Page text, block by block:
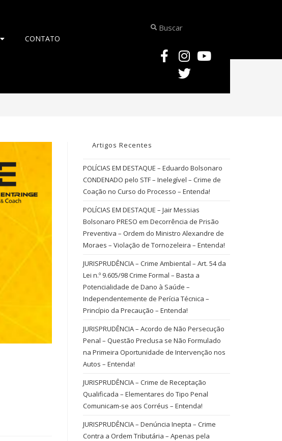
CONTATO
Artigos Recentes
POLÍCIAS EM DESTAQUE – Eduardo Bolsonaro
CONDENADO pelo STF – Inelegível – Crime de
Coação no Curso do Processo – Entenda!
POLÍCIAS EM DESTAQUE – Jair Messias
Bolsonaro PRESO em Decorrência de Prisão
Preventiva – Ordem do Ministro Alexandre de
Moraes – Violação de Tornozeleira – Entenda!
JURISPRUDÊNCIA – Crime Ambiental – Art. 54 da
Lei n.º 9.605/98 Crime Formal – Basta a
Potencialidade de Dano à Saúde –
Independentemente de Perícia Técnica –
Princípio da Precaução – Entenda!
JURISPRUDÊNCIA – Acordo de Não Persecução
Penal – Questão Preclusa se Não Formulado
na Primeira Oportunidade de Intervenção nos
Autos – Entenda!
JURISPRUDÊNCIA – Crime de Receptação
Qualificada – Elementares do Tipo Penal
Comunicam-se aos Corréus – Entenda!
JURISPRUDÊNCIA – Denúncia Inepta – Crime
Contra a Ordem Tributária – Apenas pela